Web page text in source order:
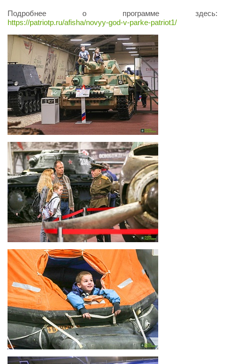
Подробнее о программе здесь:
https://patriotp.ru/afisha/novyy-god-v-parke-patriot1/